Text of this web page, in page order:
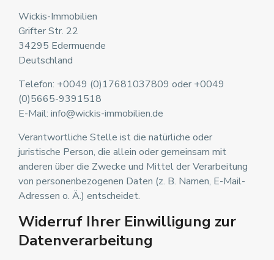
Wickis-Immobilien
Grifter Str. 22
34295 Edermuende
Deutschland
Telefon: +0049 (0)17681037809 oder +0049
(0)5665-9391518
E-Mail: info@wickis-immobilien.de
Verantwortliche Stelle ist die natürliche oder
juristische Person, die allein oder gemeinsam mit
anderen über die Zwecke und Mittel der Verarbeitung
von personenbezogenen Daten (z. B. Namen, E-Mail-
Adressen o. Ä.) entscheidet.
Widerruf Ihrer Einwilligung zur
Datenverarbeitung